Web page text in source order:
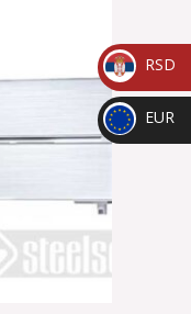
_
RSD
RSD
_
EUR